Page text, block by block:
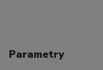
Parametry